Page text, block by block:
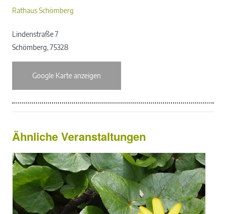
Rathaus Schömberg
Lindenstraße 7
Schömberg,75328
Google Karte anzeigen
Ähnliche Veranstaltungen